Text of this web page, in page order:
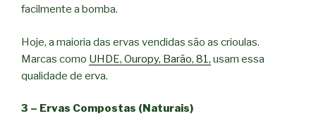
facilmente a bomba.
Hoje, a maioria das ervas vendidas são as crioulas.
Marcas como UHDE, Ouropy, Barão, 81, usam essa
qualidade de erva.
3 – Ervas Compostas (Naturais)